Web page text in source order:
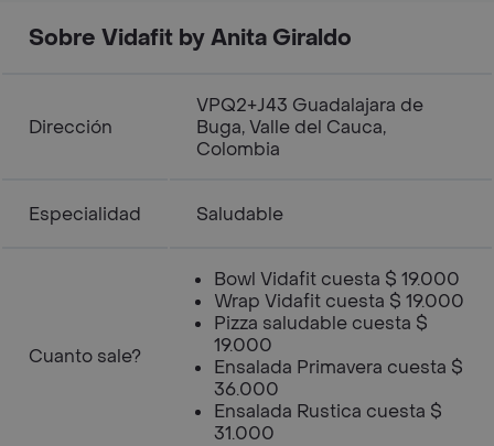
Sobre Vidafit by Anita Giraldo
Dirección
VPQ2+J43 Guadalajara de
Buga, Valle del Cauca,
Colombia
Especialidad Saludable
Cuanto sale?
Bowl Vidafit cuesta $ 19.000
Wrap Vidafit cuesta $ 19.000
Pizza saludable cuesta $
19.000
Ensalada Primavera cuesta $
36.000
Ensalada Rustica cuesta $
31.000